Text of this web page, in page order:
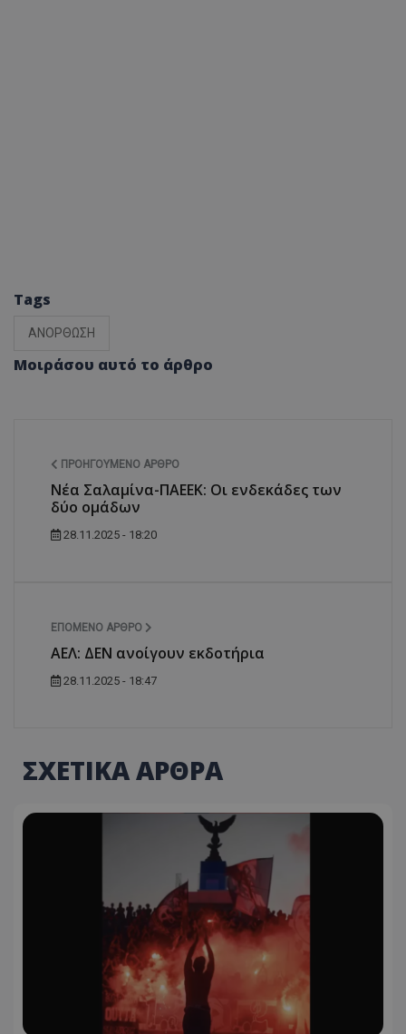
Tags
ΑΝΟΡΘΩΣΗ
Μοιράσου αυτό το άρθρο
ΠΡΟΗΓΟΎΜΕΝΟ ΆΡΘΡΟ
Νέα Σαλαμίνα-ΠΑΕΕΚ: Οι ενδεκάδες των
δύο ομάδων
28.11.2025 - 18:20
ΕΠΌΜΕΝΟ ΆΡΘΡΟ
ΑΕΛ: ΔΕΝ ανοίγουν εκδοτήρια
28.11.2025 - 18:47
ΣΧΕΤΙΚΑ ΑΡΘΡΑ